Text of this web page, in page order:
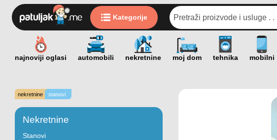
Kategorije
nekretnine stanovi
Nekretnine
Stanovi